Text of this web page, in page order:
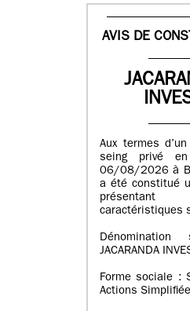
AVIS DE
Aux termes
seing privé
06/08/2026 à
a été constitué
caractéristiques
JACARANDA
Forme sociale :
Actions Simplifiée